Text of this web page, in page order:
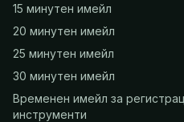
15 минутен имейл
20 минутен имейл
25 минутен имейл
30 минутен имейл
Временен имейл за
инструменти